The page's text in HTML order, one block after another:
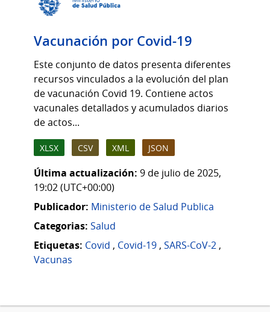
Vacunación por Covid-19
Este conjunto de datos presenta diferentes
recursos vinculados a la evolución del plan
de vacunación Covid 19. Contiene actos
vacunales detallados y acumulados diarios
de actos...
XLSX CSV XML JSON
Última actualización: 9 de julio de 2025,
19:02 (UTC+00:00)
Publicador: Ministerio de Salud Publica
Categorias: Salud
Etiquetas: Covid , Covid-19 , SARS-CoV-2 ,
Vacunas